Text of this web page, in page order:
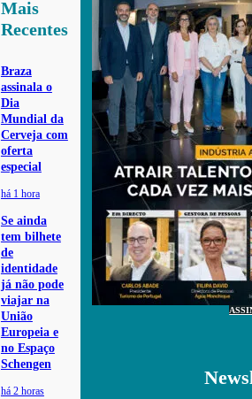
Mais
Recentes
Braza
assinala o
Dia
Mundial da
Cerveja com
oferta
especial
há 1 hora
Se ainda
tem bilhete
de
identidade
já não pode
viajar na
União
Europeia e
no Espaço
Schengen
há 2 horas